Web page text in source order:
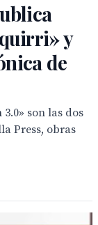
y
de
son las dos
Press, obras